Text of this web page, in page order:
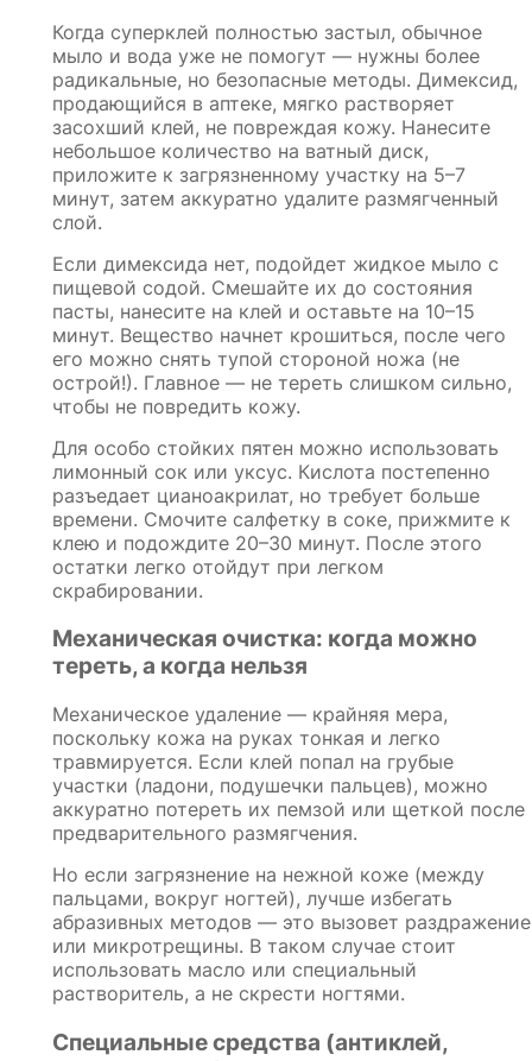
Когда суперклей полностью застыл, обычное
мыло и вода уже не помогут — нужны более
радикальные, но безопасные методы. Димексид,
продающийся в аптеке, мягко растворяет
засохший клей, не повреждая кожу. Нанесите
небольшое количество на ватный диск,
приложите к загрязненному участку на 5–7
минут, затем аккуратно удалите размягченный
слой.
Если димексида нет, подойдет жидкое мыло с
пищевой содой. Смешайте их до состояния
пасты, нанесите на клей и оставьте на 10–15
минут. Вещество начнет крошиться, после чего
его можно снять тупой стороной ножа (не
острой!). Главное — не тереть слишком сильно,
чтобы не повредить кожу.
Для особо стойких пятен можно использовать
лимонный сок или уксус. Кислота постепенно
разъедает цианоакрилат, но требует больше
времени. Смочите салфетку в соке, прижмите к
клею и подождите 20–30 минут. После этого
остатки легко отойдут при легком
скрабировании.
Механическая очистка: когда можно
тереть, а когда нельзя
Механическое удаление — крайняя мера,
поскольку кожа на руках тонкая и легко
травмируется. Если клей попал на грубые
участки (ладони, подушечки пальцев), можно
аккуратно потереть их пемзой или щеткой после
предварительного размягчения.
Но если загрязнение на нежной коже (между
пальцами, вокруг ногтей), лучше избегать
абразивных методов — это вызовет раздражение
или микротрещины. В таком случае стоит
использовать масло или специальный
растворитель, а не скрести ногтями.
Специальные средства (антиклей,